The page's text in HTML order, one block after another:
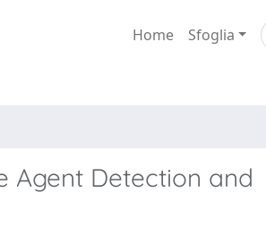
Home Sfoglia
Agent Detection and